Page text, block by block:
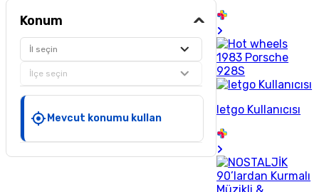
Konum
İl seçin
İlçe seçin
Mevcut konumu kullan
letgo Kullanıcısı